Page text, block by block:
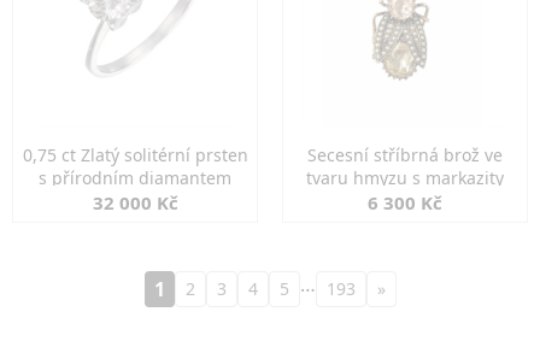
0,75 ct Zlatý solitérní prsten
s přírodním diamantem
32 000 Kč
Secesní stříbrná brož ve
tvaru hmyzu s markazity
6 300 Kč
1 2 3 4 5 … 193 »